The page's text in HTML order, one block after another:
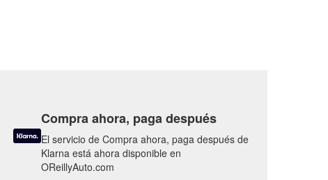
Compra ahora, paga después
El servicio de Compra ahora, paga después de
Klarna está ahora disponible en
OReillyAuto.com